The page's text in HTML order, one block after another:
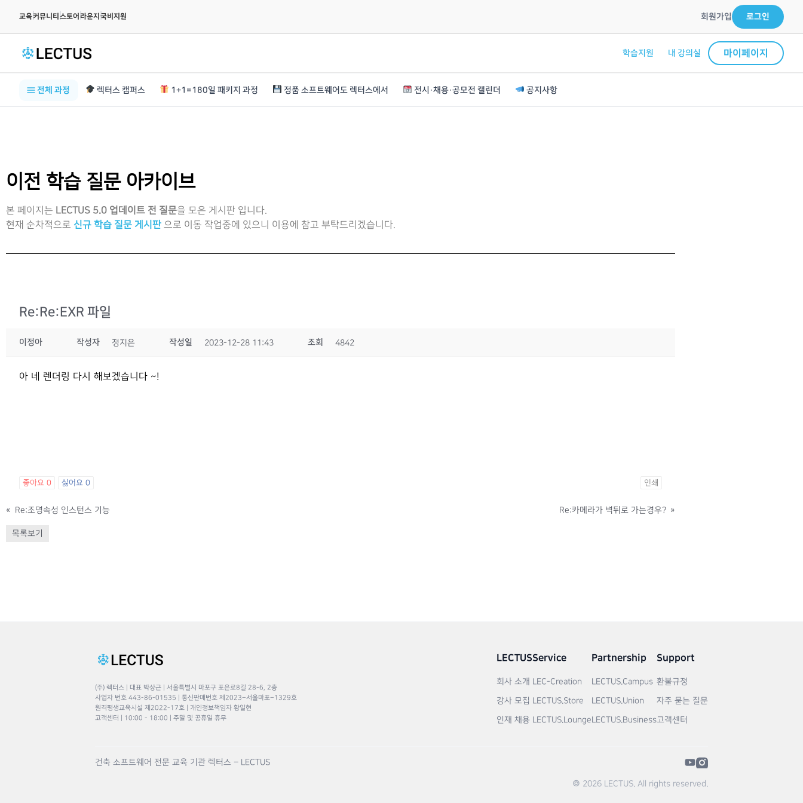
교육|커뮤니티 |스토어 |라운지 |국비지원 회원가입 로그인
학습지원 내 강의실 마이페이지
전체 과정 렉터스 캠퍼스 1+1=180일 패키지 과정 정품 소프트웨어도 렉터스에서 전시·채용·공모전 캘린더 공지사항
이전 학습 질문 아카이브
본 페이지는 LECTUS 5.0 업데이트 전 질문을 모은 게시판 입니다.
현재 순차적으로 신규 학습 질문 게시판 으로 이동 작업중에 있으니 이용에 참고 부탁드리겠습니다.
Re:Re:EXR 파일
이정아 작성자 정지은 작성일 2023-12-28 11:43 조회 4842
아 네 렌더링 다시 해보겠습니다 ~!
좋아요 0 싫어요 0 인쇄
« Re:조명속성 인스턴스 기능 Re:카메라가 벽뒤로 가는경우? »
목록보기
(주) 렉터스 | 대표 박상근 | 서울특별시 마포구 포은로8길 28-6, 2층
사업자 번호 443-86-01535 | 통신판매번호 제2023–서울마포–1329호
원격평생교육시설 제2022-17호 | 개인정보책임자 황일현
고객센터 | 10:00 - 18:00 | 주말 및 공휴일 휴무
LECTUS
회사 소개
강사 모집
인재 채용
Service
LEC-Creation
LECTUS.Store
LECTUS.Lounge
Partnership
LECTUS.Campus
LECTUS.Union
LECTUS.Business
Support
환불규정
자주 묻는 질문
고객센터
건축 소프트웨어 전문 교육 기관 렉터스 – LECTUS
© 2026 LECTUS. All rights reserved.